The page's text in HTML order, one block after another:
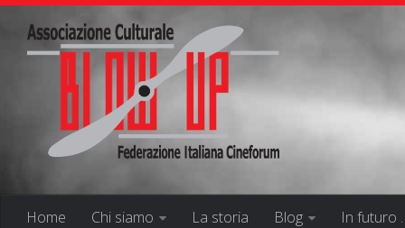
Home Chi siamo La storia Blog In futuro